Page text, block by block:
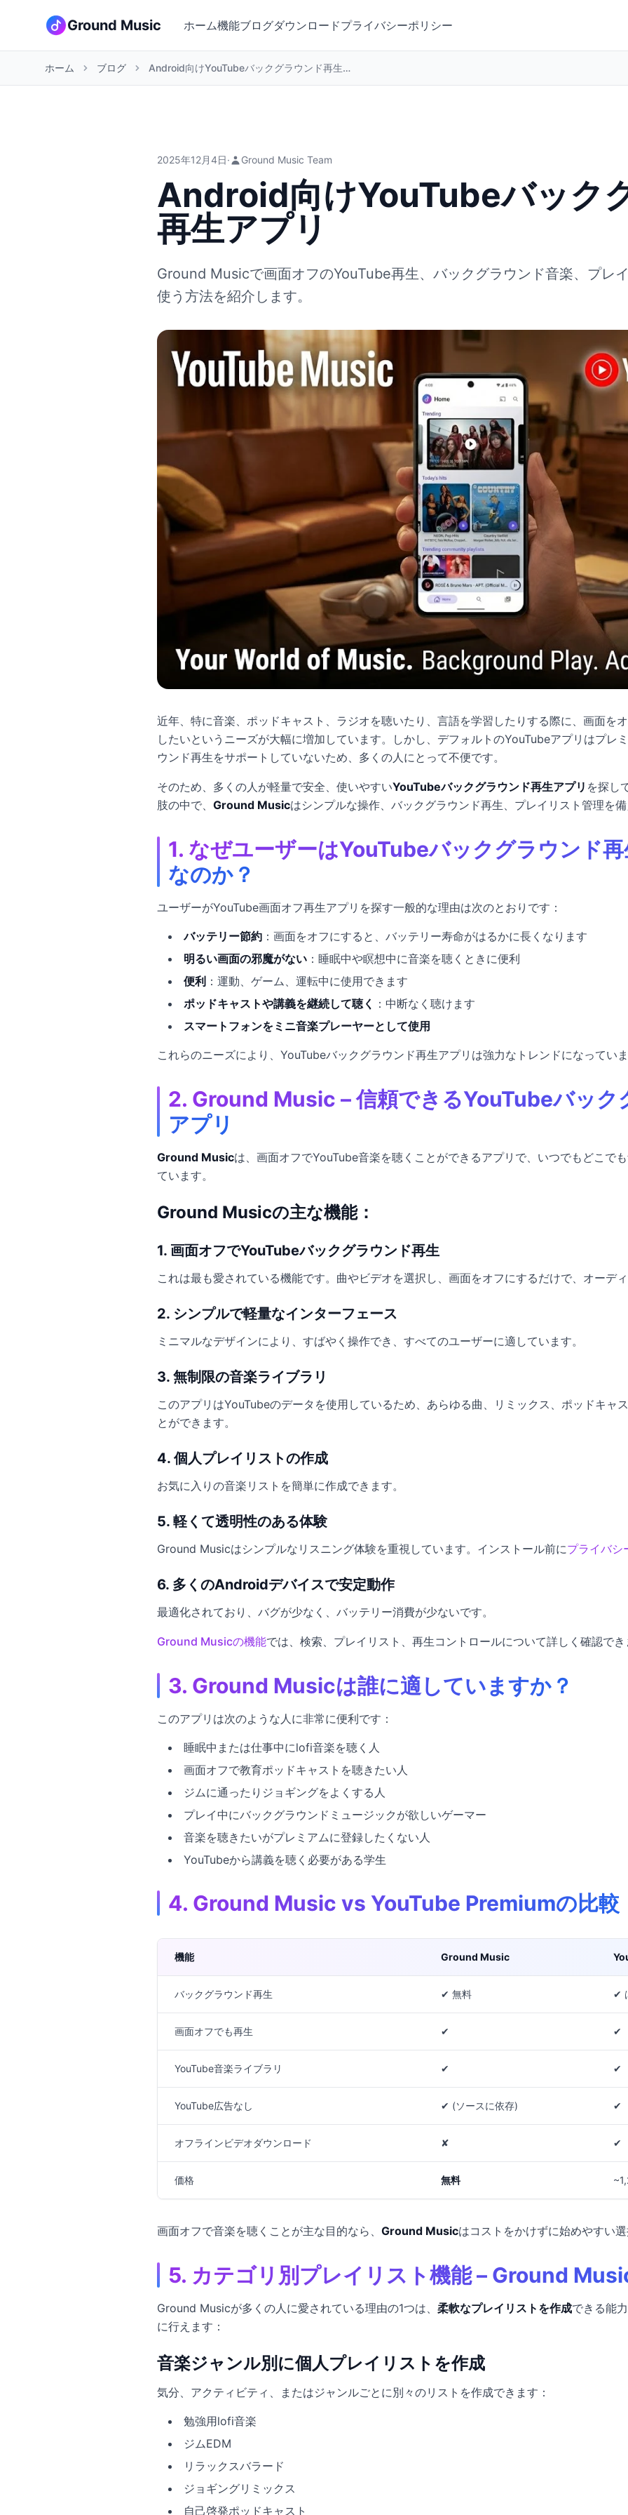
Ground Music ホーム機能ブログダウンロードプライバシーポリシー
ホーム ブログ Android向けYouTubeバックグラウンド再生アプリ
2025年12月4日· Ground Music Team
Android向けYouTubeバック
再生アプリ
Ground Musicで画面オフのYouTube再生、バックグラウンド音楽、プレ
使う方法を紹介します。
近年、特に音楽、ポッドキャスト、ラジオを聴いたり、言語を学習したりする際に、画面を
したいというニーズが大幅に増加しています。しかし、デフォルトのYouTubeアプリはプレ
ウンド再生をサポートしていないため、多くの人にとって不便です。
そのため、多くの人が軽量で安全、使いやすいYouTubeバックグラウンド再生アプリ を探し
肢の中で、 Ground Musicはシンプルな操作、バックグラウンド再生、プレイリスト管理を
1. なぜユーザーはYouTubeバックグラウンド
なのか？
ユーザーがYouTube画面オフ再生アプリを探す一般的な理由は次のとおりです：
バッテリー節約 ：画面をオフにすると、バッテリー寿命がはるかに長くなります
明るい画面の邪魔がない ：睡眠中や瞑想中に音楽を聴くときに便利
便利 ：運動、ゲーム、運転中に使用できます
ポッドキャストや講義を継続して聴く ：中断なく聴けます
スマートフォンをミニ音楽プレーヤーとして使用
これらのニーズにより、YouTubeバックグラウンド再生アプリは強力なトレンドになってい
2. Ground Music – 信頼できるYouTubeバック
アプリ
Ground Musicは、画面オフでYouTube音楽を聴くことができるアプリで、いつでもどこで
ています。
Ground Musicの主な機能：
1. 画面オフでYouTubeバックグラウンド再生
これは最も愛されている機能です。曲やビデオを選択し、画面をオフにするだけで、オーデ
2. シンプルで軽量なインターフェース
ミニマルなデザインにより、すばやく操作でき、すべてのユーザーに適しています。
3. 無制限の音楽ライブラリ
このアプリはYouTubeのデータを使用しているため、あらゆる曲、リミックス、ポッドキャ
とができます。
4. 個人プレイリストの作成
お気に入りの音楽リストを簡単に作成できます。
5. 軽くて透明性のある体験
Ground Musicはシンプルなリスニング体験を重視しています。インストール前にプライバシ
6. 多くのAndroidデバイスで安定動作
最適化されており、バグが少なく、バッテリー消費が少ないです。
Ground Musicの機能では、検索、プレイリスト、再生コントロールについて詳しく確認で
3. Ground Musicは誰に適していますか？
このアプリは次のような人に非常に便利です：
睡眠中または仕事中にlofi音楽を聴く人
画面オフで教育ポッドキャストを聴きたい人
ジムに通ったりジョギングをよくする人
プレイ中にバックグラウンドミュージックが欲しいゲーマー
音楽を聴きたいがプレミアムに登録したくない人
YouTubeから講義を聴く必要がある学生
4. Ground Music vs YouTube Premiumの比較
機能 Ground Music
バックグラウンド再生 ✔ 無料 ✔
画面オフでも再生 ✔ ✔
YouTube音楽ライブラリ ✔ ✔
YouTube広告なし ✔ (ソースに依存) ✔
オフラインビデオダウンロード ✘ ✔
価格 無料
画面オフで音楽を聴くことが主な目的なら、 Ground Musicはコストをかけずに始めやすい
5. カテゴリ別プレイリスト機能 – Ground
Ground Musicが多くの人に愛されている理由の1つは、 柔軟なプレイリストを作成できる能
に行えます：
音楽ジャンル別に個人プレイリストを作成
気分、アクティビティ、またはジャンルごとに別々のリストを作成できます：
勉強用lofi音楽
ジムEDM
リラックスバラード
ジョギングリミックス
自己啓発ポッドキャスト